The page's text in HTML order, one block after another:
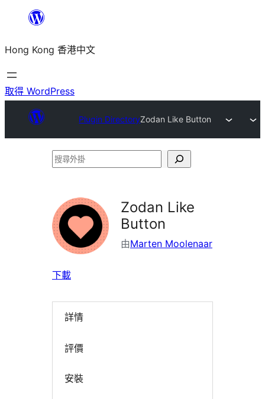
主
要
內
Hong Kong 香港中文
取得 WordPress
Plugin DirectoryZodan Like Button
搜
掛
Zodan Like
Button
由Marten Moolenaar
下載
詳情
評價
安裝